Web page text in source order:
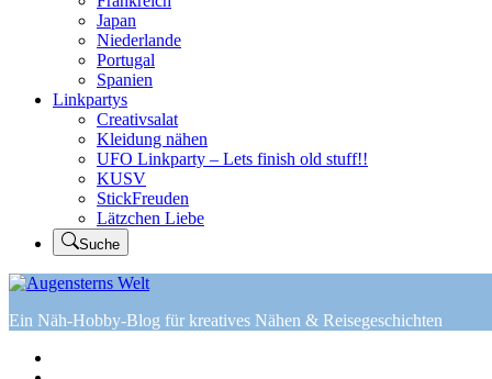
Japan
Niederlande
Portugal
Spanien
Linkpartys
Creativsalat
Kleidung nähen
UFO Linkparty – Lets finish old stuff!!
KUSV
StickFreuden
Lätzchen Liebe
Suche
Ein Näh-Hobby-Blog für kreatives Nähen & Reisegeschichten